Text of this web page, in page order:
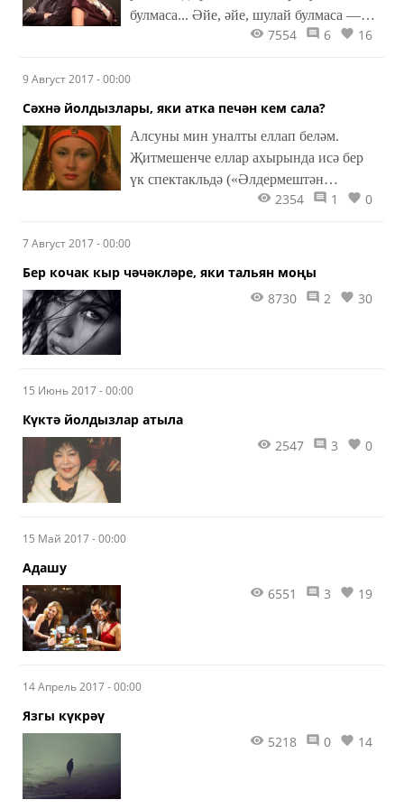
булмаcа... Әйе, әйе, шулай булмаса —
алар очраша да, кавыша да алмаслар
мәгъриптә туган бу балаларны
очраштыру, таныштыру, кавыштыру
Моң дигән могҗиза белән дә бүләкли.
Әмма бу икәүгә очрашу, әкиятләрдәге
кебек, бик күп дәрьялар кичеп, озын-
7554 6 16
9 Август 2017 - 00:00
Сәхнә йолдызлары, яки атка печән кем сала?
Алсуны мин уналты еллап беләм.
Җитмешенче еллар ахырында исә бер
үк спектакльдә («Әлдермештән
Әлмәндәр») ике роль башкарып, мине
Гөлфирә-Алсу да, борынгы заман
дәрәҗәдә хәйран калдырган иде.
2354 1 0
7 Август 2017 - 00:00
Бер кочак кыр чәчәкләре, яки тальян моңы
8730
2 30
15 Июнь 2017 - 00:00
Күктә йолдызлар атыла
2547
3 0
15 Май 2017 - 00:00
Адашу
6551
3 19
14 Апрель 2017 - 00:00
Язгы күкрәү
5218
0 14